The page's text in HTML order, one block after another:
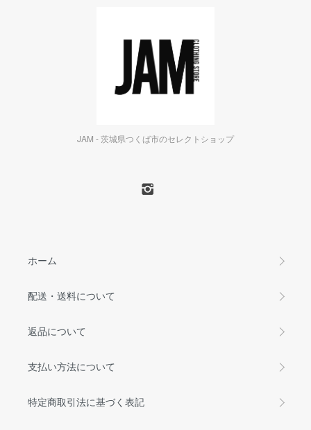
JAM - 茨城県つくば市のセレクトショップ
ホーム
配送・送料について
返品について
支払い方法について
特定商取引法に基づく表記